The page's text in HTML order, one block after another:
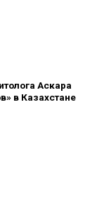
Аскара
в Казахстане